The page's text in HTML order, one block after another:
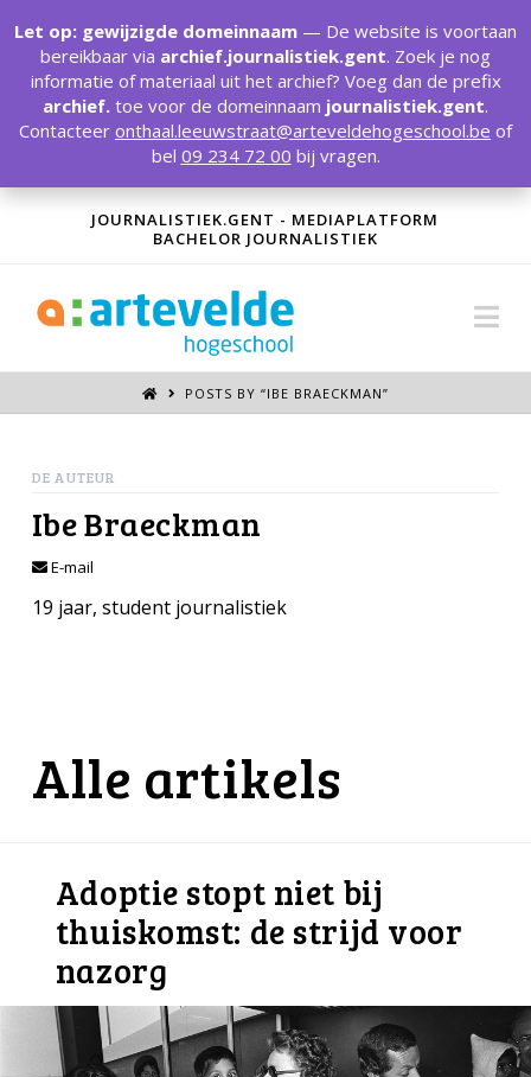
JOURNALISTIEK.GENT - MEDIAPLATFORM
BACHELOR JOURNALISTIEK
POSTS BY “IBE BRAECKMAN”
DE AUTEUR
Ibe Braeckman
E-mail
19 jaar, student journalistiek
Alle artikels
Adoptie stopt niet bij
thuiskomst: de strijd voor
nazorg
Let op: gewijzigde domeinnaam — De website is voortaan
bereikbaar via archief.journalistiek.gent. Zoek je nog
informatie of materiaal uit het archief? Voeg dan de prefix
archief. toe voor de domeinnaam journalistiek.gent.
Contacteer onthaal.leeuwstraat@arteveldehogeschool.be of
bel 09 234 72 00 bij vragen.